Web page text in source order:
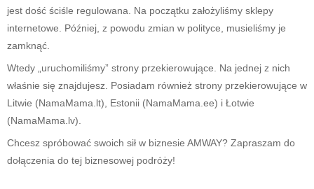
jest dość ściśle regulowana. Na początku założyliśmy sklepy
internetowe. Później, z powodu zmian w polityce, musieliśmy je
zamknąć.
Wtedy „uruchomiliśmy” strony przekierowujące. Na jednej z nich
właśnie się znajdujesz. Posiadam również strony przekierowujące w
Litwie (NamaMama.lt), Estonii (NamaMama.ee) i Łotwie
(NamaMama.lv).
Chcesz spróbować swoich sił w biznesie AMWAY? Zapraszam do
dołączenia do tej biznesowej podróży!